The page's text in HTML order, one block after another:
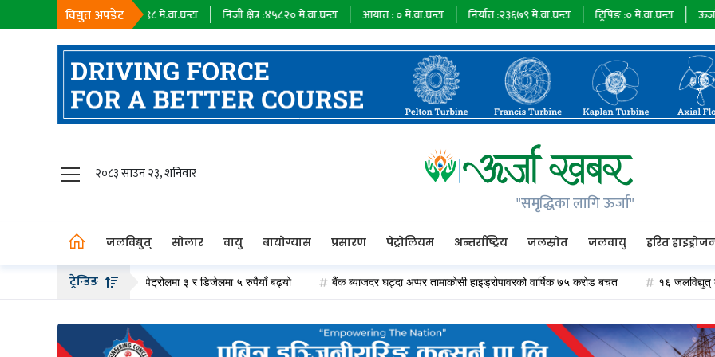
विद्युत अपडेट
सहायक कम्पनी :१८३९८मे.वा.घन्टा निजी क्षेत्र : ४५८२०मे.वा.घन्टा आयात :० मे.वा.घन्टा निर्यात :२३६७९मे.वा.घन्टा ट्रिपिङ :० मे.वा.घन्टा ऊर्जा माग : ७३४८५
२०८३ साउन २३, शनिवार
"समृद्धिका लागि ऊर्जा"
जलविद्युत् सोलार वायु बायोग्यास प्रसारण पेट्रोलियम अन्तर्राष्ट्रिय जलस्रोत जलवायु हरित
वायु
बायोग्यास
पेट्रोलियम
ट्रेन्डिङ
पदार्थको मूल्य वृद्धि, पेट्रोलमा ३ र डिजेलमा ५ रुपैयाँ बढ्यो बैंक ब्याजदर घट्दा अप्पर तामाकोसी हाइड्रोपावरको वार्षिक ७५ करोड बचत १६ जलविद्युत् कम्पनीले